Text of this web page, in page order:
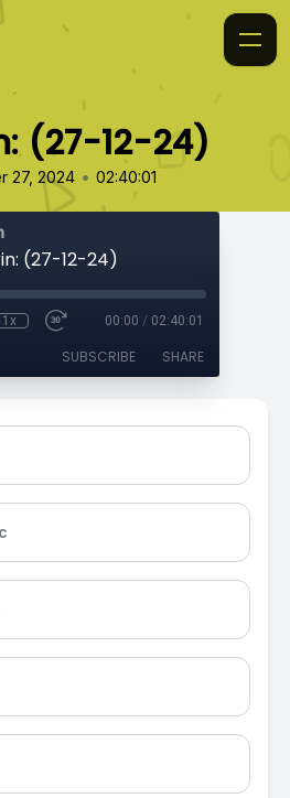
(27-12-24)
27, 2024 • 02:40:01
(27-12-24)
1x 00:00 / 02:40:01
SUBSCRIBE SHARE